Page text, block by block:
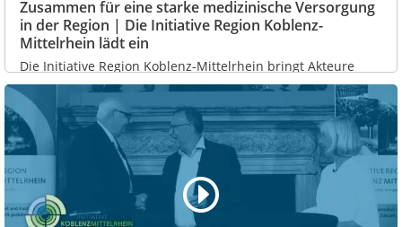
Zusammen für eine starke medizinische Versorgung
in der Region | Die Initiative Region Koblenz-
Mittelrhein lädt ein
Die Initiative Region Koblenz-Mittelrhein bringt Akteure